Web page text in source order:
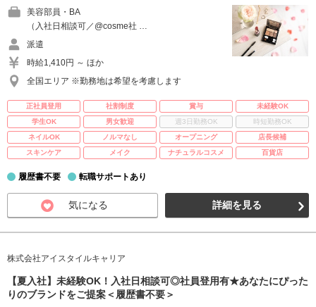
美容部員・BA
（入社日相談可／@cosme社 …
派遣
時給1,410円 ～ ほか
全国エリア ※勤務地は希望を考慮します
正社員登用 社割制度 賞与
未経験OK
学生OK
男女歓迎 週3日勤務OK
時短勤務OK
ネイルOK
ノルマなし オープニング
店長候補
スキンケア
メイク ナチュラルコスメ 百貨店
履歴書不要 転職サポートあり
気になる 詳細を見る
株式会社アイスタイルキャリア
【夏入社】未経験OK！入社日相談可◎社員登用有★あなたにぴった
りのブランドをご提案＜履歴書不要＞